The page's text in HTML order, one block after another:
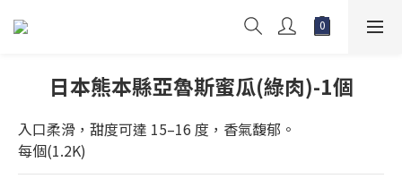
日本熊本縣亞魯斯蜜瓜(綠肉)-1個
入口柔滑，甜度可達 15–16 度，香氣馥郁。
每個(1.2K)